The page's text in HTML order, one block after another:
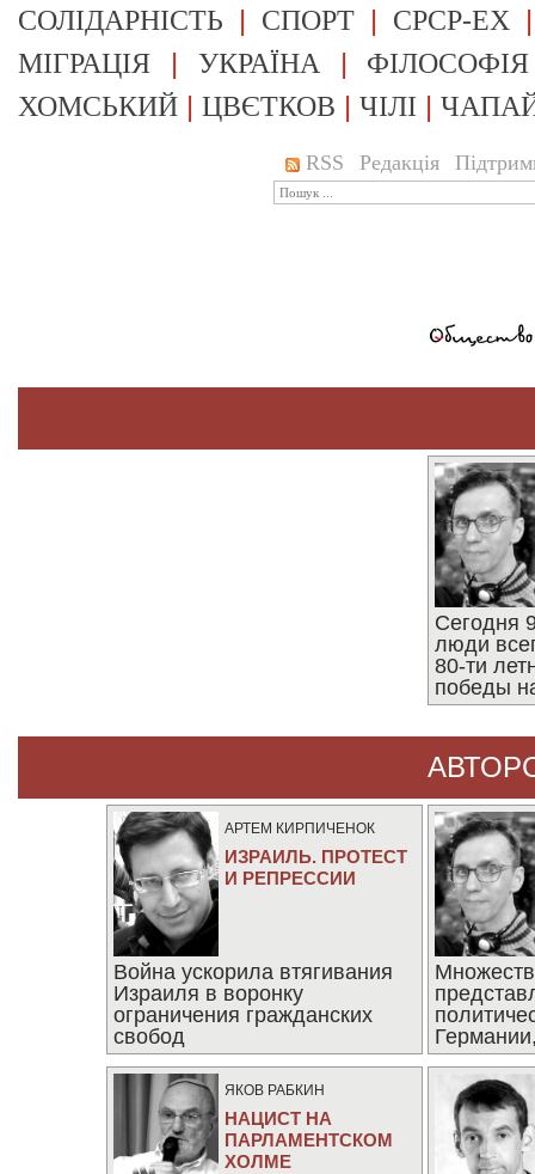
СОЛІДАРНІСТЬ | СПОРТ | СРСР-EX
МІГРАЦІЯ | УКРАЇНА | ФІЛОСОФІЯ
ХОМСЬКИЙ | ЦВЄТКОВ | ЧІЛІ |
RSS Редакція
Сегодня
люди
80-ти
победы
АРТЕМ КИРПИЧЕНОК
ИЗРАИЛЬ. ПРОТЕСТ
И РЕПРЕССИИ
Война ускорила втягивания
Израиля в воронку
ограничения гражданских
свобод
ЯКОВ РАБКИН
НАЦИСТ НА
ПАРЛАМЕНТСКОМ
ХОЛМЕ